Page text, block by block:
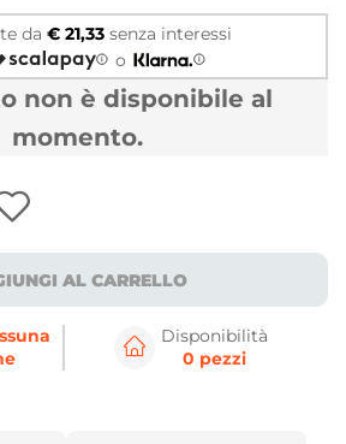
da € 21,33 senza interessi
o
non è disponibile al
momento.
AL CARRELLO
Disponibilità
0 pezzi